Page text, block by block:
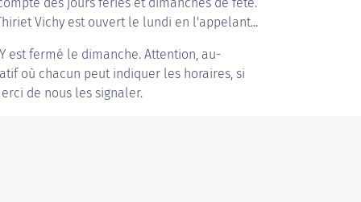
Vichy est ouvert le lundi en l'appelant...
est fermé le dimanche. Attention, au-
où chacun peut indiquer les horaires, si
de nous les signaler.